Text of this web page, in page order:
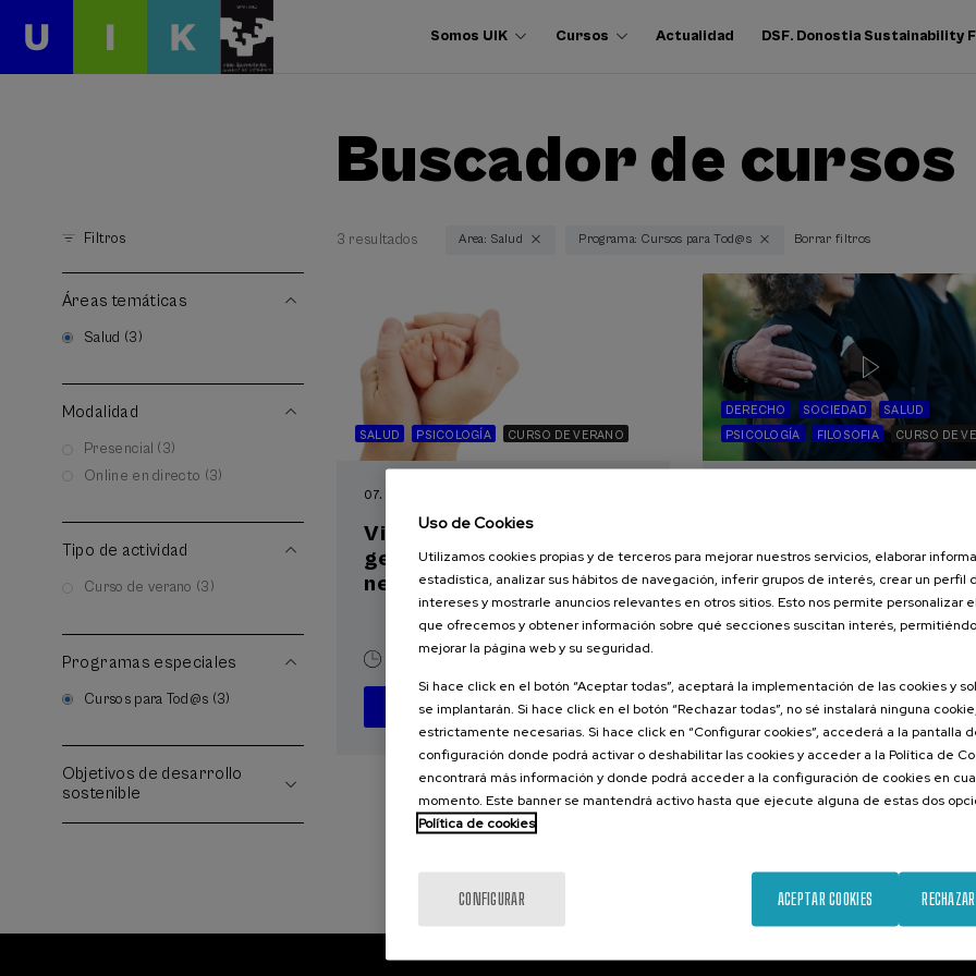
Somos UIK Cursos Actualidad DSF. Donostia Sustainability
Buscador de cursos
Filtros
Áreas temáticas
Salud (3)
Modalidad
Presencial (3)
Online en directo (3)
Tipo de actividad
Curso de verano (3)
Programas especiales
Cursos para Tod@s (3)
Objetivos de desarrollo
sostenible
3 resultados Area: Salud Programa: Cursos para Tod@s Borrar filtros
SALUD PSICOLOGÍA CURSO DE VERANO
07. SEP
Visibilizando el duelo
gestacional, perinatal y
neonatal
.
...
DESDE 22 €
Últimas
plazas
Gratuito
Fecha
pasada
Lista
de
Plazo
de
finalizado
DERECHO SOCIEDAD
SALUD
PSICOLOGÍA
FILOSOFIA CURSO DE
intervención en el
un compromiso social
Institucional
...
DESDE 22 €
Últimas
plazas
Gratuito
Fecha
pasada
Lista
de
Plazo
de
finalizado
Uso de Cookies
Utilizamos cookies propias y de terceros para mejorar nuestros servicios, elaborar
estadística, analizar sus hábitos de navegación, inferir grupos de interés, crear un perfil
intereses y mostrarle anuncios relevantes en otros sitios. Esto nos permite personalizar
que ofrecemos y obtener información sobre qué secciones suscitan interés,
mejorar la página web y su seguridad.
Si hace click en el botón “Aceptar todas”, aceptará la implementación de las cookies y
se implantarán. Si hace click en el botón “Rechazar todas”, no sé instalará ninguna
estrictamente necesarias. Si hace click en “Configurar cookies”, accederá a la pantalla
configuración donde podrá activar o deshabilitar las cookies y acceder a la Política de
encontrará más información y donde podrá acceder a la configuración de cookies en
momento. Este banner se mantendrá activo hasta que ejecute alguna de estas dos
Política de cookies
CONFIGURAR ACEPTAR COOKIES